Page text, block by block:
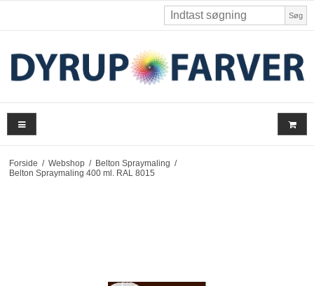
Søg
Forside / Webshop / Belton Spraymaling /
Belton Spraymaling 400 ml. RAL 8015